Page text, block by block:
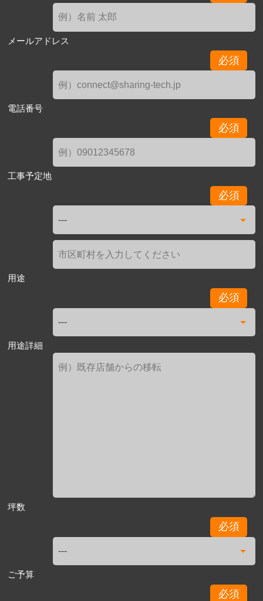
メールアドレス
必須
電話番号
必須
工事予定地
必須
用途
必須
用途詳細
坪数
必須
ご予算
必須